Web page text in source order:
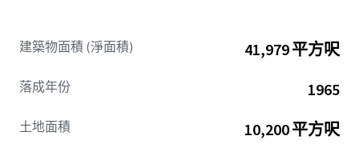
建築物面積 (淨面積) 41,979 平方呎
落成年份 1965
土地面積 10,200 平方呎